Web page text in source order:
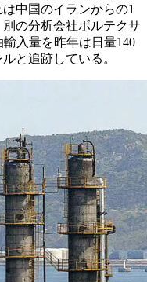
中国のイランからの1
の分析会社ボルテクサ
輸入量を昨年は日量140
と追跡している。